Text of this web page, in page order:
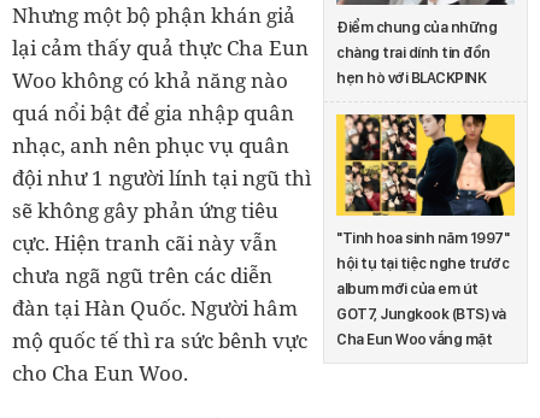
Điểm chung của những
chàng trai dính tin đồn
hẹn hò với BLACKPINK
"Tinh hoa sinh năm 1997"
hội tụ tại tiệc nghe trước
album mới của em út
GOT7, Jungkook (BTS) và
Cha Eun Woo vắng mặt
Nhưng một bộ phận khán giả
lại cảm thấy quả thực Cha Eun
Woo không có khả năng nào
quá nổi bật để gia nhập quân
nhạc, anh nên phục vụ quân
đội như 1 người lính tại ngũ thì
sẽ không gây phản ứng tiêu
cực. Hiện tranh cãi này vẫn
chưa ngã ngũ trên các diễn
đàn tại Hàn Quốc. Người hâm
mộ quốc tế thì ra sức bênh vực
cho Cha Eun Woo.